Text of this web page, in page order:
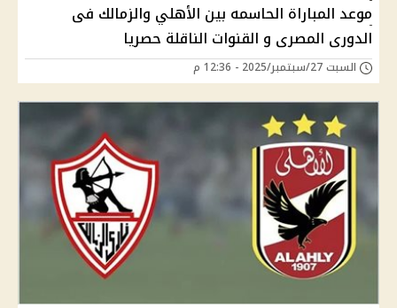
موعد المباراة الحاسمه بين الأهلي والزمالك فى
الدورى المصرى و القنوات الناقلة حصريا
السبت 27/سبتمبر/2025 - 12:36 م